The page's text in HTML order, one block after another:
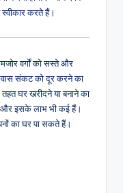
करते हैं।
वर्गों को सस्ते और
संकट को दूर करने का
घर खरीदने या बनाने का
और इसके लाभ भी कई हैं।
का घर पा सकते हैं।